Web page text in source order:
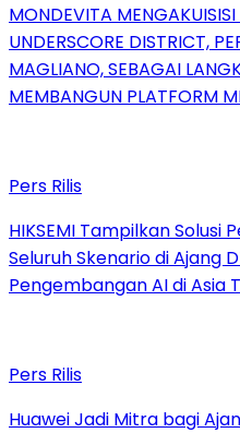
MONDEVITA
UNDERSCORE DISTRICT,
MAGLIANO, SEBAGAI
MEMBANGUN PLATFORM
Pers Rilis
HIKSEMI Tampilkan
Seluruh Skenario di Ajang
Pengembangan AI di Asia
Pers Rilis
Huawei Jadi Mitra bagi